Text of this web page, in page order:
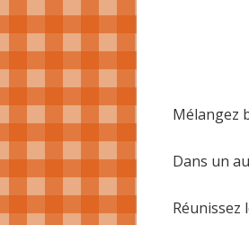
Mélangez
Dans un